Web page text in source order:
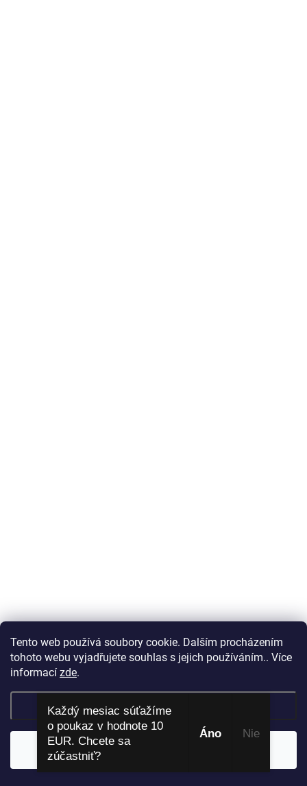
Tento web používá soubory cookie. Dalším procházením
tohoto webu vyjadřujete souhlas s jejich používáním.. Více
informací zde.
Nastavenie
Každý mesiac súťažíme
o poukaz v hodnote 10
EUR. Chcete sa
zúčastniť?
Áno ​ Nie